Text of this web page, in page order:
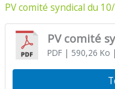
PV comité syndical du
PV comité
PDF| 590,26 Ko